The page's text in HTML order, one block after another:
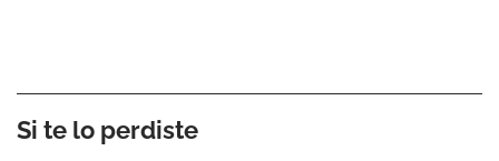
Si te lo perdiste